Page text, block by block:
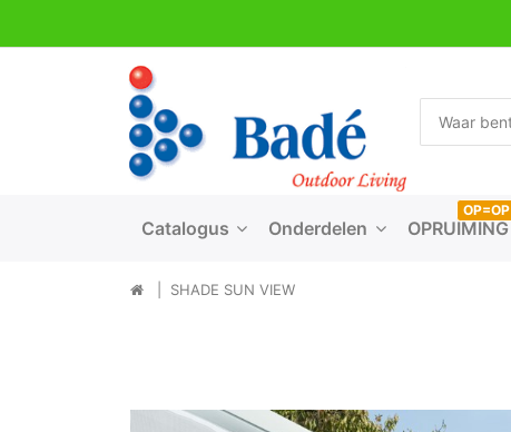
Catalogus Onderdelen OPRUIMING
OP=OP
SHADE SUN VIEW